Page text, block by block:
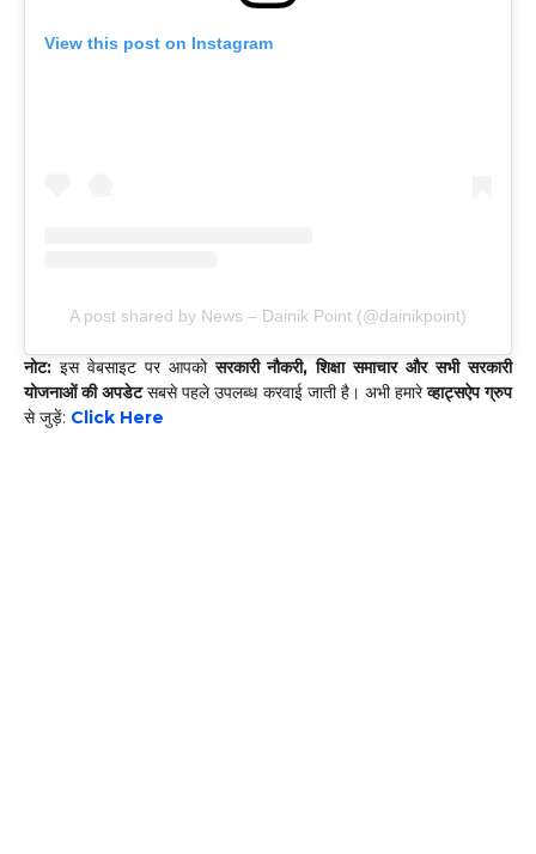
View this post on Instagram
A post shared by News – Dainik Point (@dainikpoint)
नोट: इस वेबसाइट पर आपकोसरकारी नौकरी, शिक्षा समाचार और सभी सरकारी
योजनाओं की अपडेटसबसे पहले उपलब्ध करवाई जाती है। अभी हमारेव्हाट्सऐप ग्रुप
से जुड़ें: Click Here